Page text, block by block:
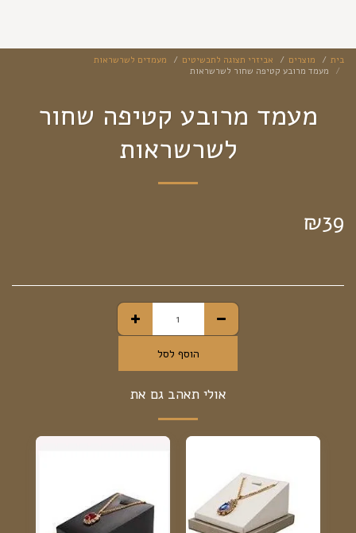
בית מוצרים אביזרי תצוגה לתכשיטים
מעמדים לשרשראות
מעמד מרובע קטיפה שחור לשרשראות
מעמד מרובע קטיפה שחור
לשרשראות
₪39
הוסף לסל
אולי תאהב גם את